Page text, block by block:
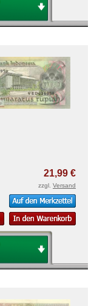
21,99 €
zzgl. Versand